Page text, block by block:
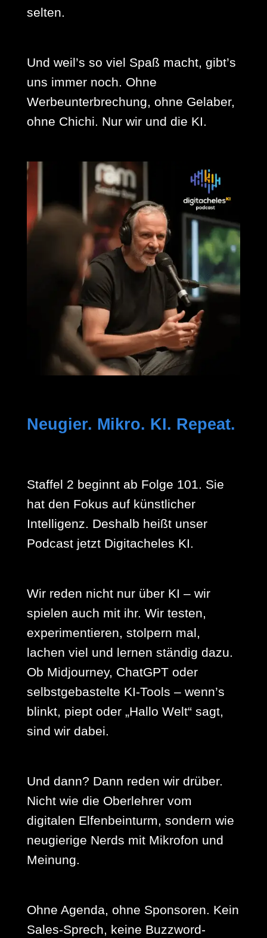
selten.
Und weil’s so viel Spaß macht, gibt’s
uns immer noch. Ohne
Werbeunterbrechung, ohne Gelaber,
ohne Chichi. Nur wir und die KI.
Neugier. Mikro. KI. Repeat.
Staffel 2 beginnt ab Folge 101. Sie
hat den Fokus auf künstlicher
Intelligenz. Deshalb heißt unser
Podcast jetzt Digitacheles KI.
Wir reden nicht nur über KI – wir
spielen auch mit ihr. Wir testen,
experimentieren, stolpern mal,
lachen viel und lernen ständig dazu.
Ob Midjourney, ChatGPT oder
selbstgebastelte KI-Tools – wenn’s
blinkt, piept oder „Hallo Welt“ sagt,
sind wir dabei.
Und dann? Dann reden wir drüber.
Nicht wie die Oberlehrer vom
digitalen Elfenbeinturm, sondern wie
neugierige Nerds mit Mikrofon und
Meinung.
Ohne Agenda, ohne Sponsoren. Kein
Sales-Sprech, keine Buzzword-